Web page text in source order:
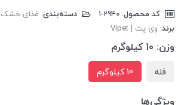
کد محصول: دسته‌بندی: غذای
برند: وی پت | Vipet
وزن: 10 کیلوگرم
فله 10 کیلوگرم
ویژگی‌ها